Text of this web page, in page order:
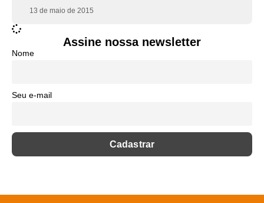
13 de maio de 2015
Assine nossa newsletter
Nome
Seu e-mail